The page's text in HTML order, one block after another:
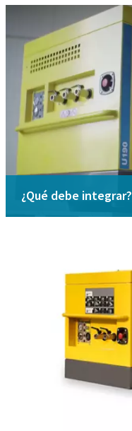
¿Qué debe integrar?